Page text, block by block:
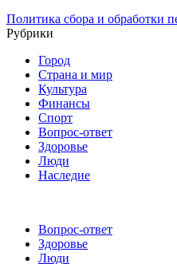
Политика сбора и обработки
Рубрики
Город
Страна и мир
Культура
Финансы
Спорт
Вопрос-ответ
Здоровье
Люди
Наследие
Вопрос-ответ
Здоровье
Люди